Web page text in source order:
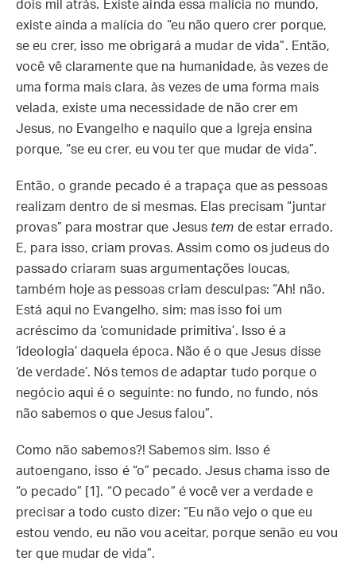
dois mil atrás. Existe ainda essa malícia no mundo,
existe ainda a malícia do “eu não quero crer porque,
se eu crer, isso me obrigará a mudar de vida”. Então,
você vê claramente que na humanidade, às vezes de
uma forma mais clara, às vezes de uma forma mais
velada, existe uma necessidade de não crer em
Jesus, no Evangelho e naquilo que a Igreja ensina
porque, “se eu crer, eu vou ter que mudar de vida”.
Então, o grande pecado é a trapaça que as pessoas
realizam dentro de si mesmas. Elas precisam “juntar
provas” para mostrar que Jesus tem de estar errado.
E, para isso, criam provas. Assim como os judeus do
passado criaram suas argumentações loucas,
também hoje as pessoas criam desculpas: “Ah! não.
Está aqui no Evangelho, sim; mas isso foi um
acréscimo da ‘comunidade primitiva’. Isso é a
‘ideologia’ daquela época. Não é o que Jesus disse
‘de verdade’. Nós temos de adaptar tudo porque o
negócio aqui é o seguinte: no fundo, no fundo, nós
não sabemos o que Jesus falou”.
Como não sabemos?! Sabemos sim. Isso é
autoengano, isso é “o” pecado. Jesus chama isso de
“o pecado” [1]. “O pecado” é você ver a verdade e
precisar a todo custo dizer: “Eu não vejo o que eu
estou vendo, eu não vou aceitar, porque senão eu vou
ter que mudar de vida”.